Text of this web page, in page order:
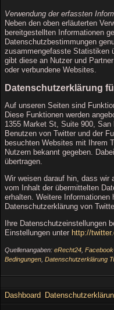
Verwendung der erfassten
Neben den oben erläuterten
bereitgestellten Informationen
Datenschutzbestimmungen
zusammengefasste Statistiken
gibt diese an Nutzer und
oder verbundene Websites.
Datenschutzerklärung
Auf unseren Seiten sind
Diese Funktionen werden
1355 Market St, Suite 900,
Benutzen von Twitter und der
besuchten Websites mit Ihrem
Nutzern bekannt gegeben.
übertragen.
Wir weisen darauf hin, dass wir
vom Inhalt der übermittelten
erhalten. Weitere Informationen
Datenschutzerklärung von
Ihre Datenschutzeinstellungen
Einstellungen unter http://
Quellenangaben: eRecht24
Bedingungen Datenschutzerklärung
Dashboard